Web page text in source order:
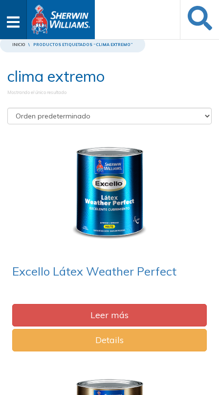
INICIO \ PRODUCTOS ETIQUETADOS “CLIMA EXTREMO”
clima extremo
Mostrando el único resultado
Excello Látex Weather Perfect
Leer más
Details